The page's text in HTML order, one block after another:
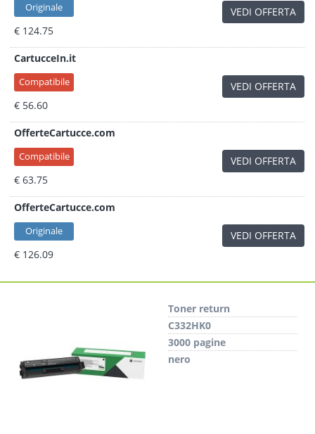
Originale
€ 124.75
VEDI OFFERTA
CartucceIn.it
Compatibile
€ 56.60
VEDI OFFERTA
OfferteCartucce.com
Compatibile
€ 63.75
VEDI OFFERTA
OfferteCartucce.com
Originale
€ 126.09
VEDI OFFERTA
Toner return
C332HK0
3000 pagine
nero